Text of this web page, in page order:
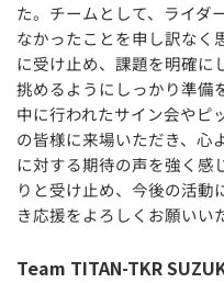
た。チームとして、ライダ
なかったことを申し訳なく
に受け止め、課題を明確に
挑めるようにしっかり準備
中に行われたサイン会やピ
の皆様に来場いただき、心
に対する期待の声を強く感
りと受け止め、今後の活動
き応援をよろしくお願いい
Team TITAN-TKR